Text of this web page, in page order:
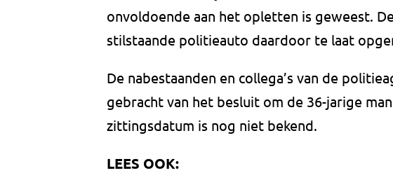
onvoldoende aan het opletten is geweest.
stilstaande politieauto daardoor te laat
De nabestaanden en collega’s van de
gebracht van het besluit om de 36-jarige
zittingsdatum is nog niet bekend.
LEES OOK: